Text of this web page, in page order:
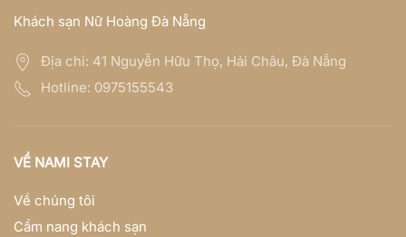
Khách sạn Nữ Hoàng Đà Nẵng
Địa chỉ: 41 Nguyễn Hữu Thọ, Hải Châu, Đà Nẵng
Hotline: 0975155543
VỀ NAMI STAY
Về chúng tôi
Cẩm nang khách sạn